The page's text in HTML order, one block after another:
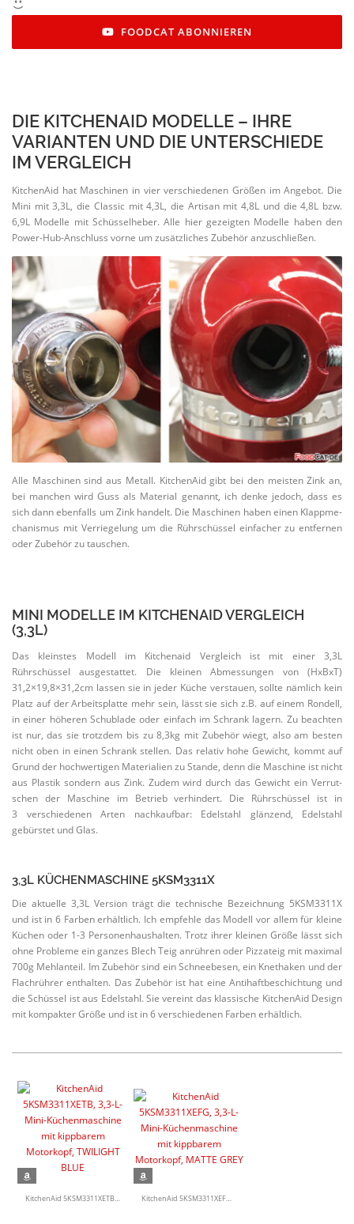
FOODCAT ABONNIEREN
DIE KITCHENAID MODELLE – IHRE
VARIANTEN UND DIE UNTER­SCHIEDE
IM VERGLEICH
KitchenAid hat Maschinen in vier verschie­denen Größen im Angebot. Die
Mini mit 3,3L, die Classic mit 4,3L, die Artisan mit 4,8L und die 4,8L bzw.
6,9L Modelle mit Schüs­sel­heber. Alle hier gezeigten Modelle haben den
Power-Hub-Anschluss vorne um zusätz­liches Zubehör anzuschließen.
Alle Maschinen sind aus Metall. KitchenAid gibt bei den meisten Zink an,
bei manchen wird Guss als Material genannt, ich denke jedoch, dass es
sich dann ebenfalls um Zink handelt. Die Maschinen haben einen Klapp­me­
cha­nismus mit Verrie­gelung um die Rührschüssel einfacher zu entfernen
oder Zubehör zu tauschen.
MINI MODELLE IM KITCHENAID VERGLEICH
(3,3L)
Das kleinstes Modell im Kitchenaid Vergleich ist mit einer 3,3L
Rührschüssel ausge­stattet. Die kleinen Abmes­sungen von (HxBxT)
31,2×19,8×31,2cm lassen sie in jeder Küche verstauen, sollte nämlich kein
Platz auf der Arbeits­platte mehr sein, lässt sie sich z.B. auf einem Rondell,
in einer höheren Schublade oder einfach im Schrank lagern. Zu beachten
ist nur, das sie trotzdem bis zu 8,3kg mit Zubehör wiegt, also am besten
nicht oben in einen Schrank stellen. Das relativ hohe Gewicht, kommt auf
Grund der hochwer­tigen Materialien zu Stande, denn die Maschine ist nicht
aus Plastik sondern aus Zink. Zudem wird durch das Gewicht ein Verrut­
schen der Maschine im Betrieb verhindert. Die Rührschüssel ist in
3 verschie­denen Arten nachkaufbar: Edelstahl glänzend, Edelstahl
gebürstet und Glas.
3,3L KÜCHEN­MA­SCHINE 5KSM3311X
Die aktuelle 3,3L Version trägt die technische Bezeichnung 5KSM3311X
und ist in 6 Farben erhältlich. Ich empfehle das Modell vor allem für kleine
Küchen oder 1-3 Perso­nen­haus­halten. Trotz ihrer kleinen Größe lässt sich
ohne Probleme ein ganzes Blech Teig anrühren oder Pizzateig mit maximal
700g Mehlanteil. Im Zubehör sind ein Schnee­besen, ein Knethaken und der
Flach­rührer enthalten. Das Zubehör ist hat eine Antihaft­be­schichtung und
die Schüssel ist aus Edelstahl. Sie vereint das klassische KitchenAid Design
mit kompakter Größe und ist in 6 verschie­denen Farben erhältlich.
KitchenAid 5KSM3311XETB, 3,3-L-Mini-Küchenmaschine mit kippbarem Motorkopf, TWILIGHT BLUE KitchenAid 5KSM3311XEFG, 3,3-L-Mini-Küchenmaschine mit kippbarem Motorkopf, MATTE GREY